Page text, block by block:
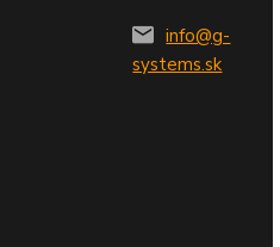
info@g-
systems.sk